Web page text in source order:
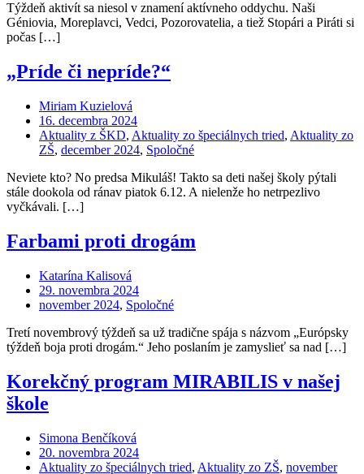
Týždeň aktivít sa niesol v znamení aktívneho oddychu. Naši
Géniovia, Moreplavci, Vedci, Pozorovatelia, a tiež Stopári a Piráti si
počas […]
„Príde či nepríde?“
Miriam Kuzielová
16. decembra 2024
Aktuality z ŠKD, Aktuality zo špeciálnych tried, Aktuality zo
ZŠ, december 2024, Spoločné
Neviete kto? No predsa Mikuláš! Takto sa deti našej školy pýtali
stále dookola od ránav piatok 6.12. A nielenže ho netrpezlivo
vyčkávali. […]
Farbami proti drogám
Katarína Kalisová
29. novembra 2024
november 2024, Spoločné
Tretí novembrový týždeň sa už tradične spája s názvom „Európsky
týždeň boja proti drogám.“ Jeho poslaním je zamyslieť sa nad […]
Korekčný program MIRABILIS v našej
škole
Simona Benčíková
20. novembra 2024
Aktuality zo špeciálnych tried, Aktuality zo ZŠ, november